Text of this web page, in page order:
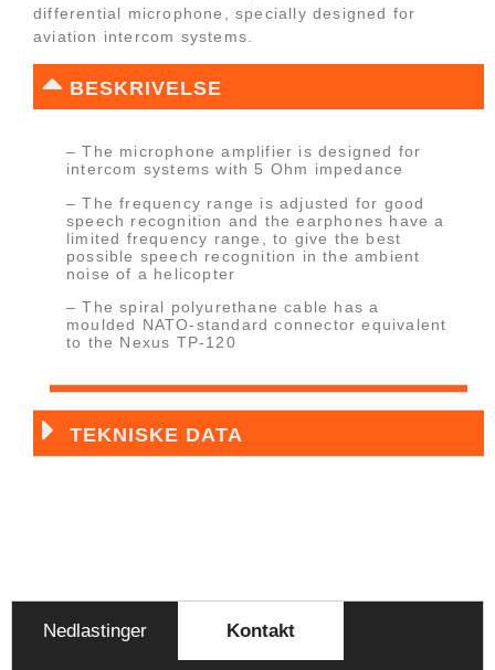
differential microphone, specially designed for
aviation intercom systems.
BESKRIVELSE
– The microphone amplifier is designed for
intercom systems with 5 Ohm impedance
– The frequency range is adjusted for good
speech recognition and the earphones have a
limited frequency range, to give the best
possible speech recognition in the ambient
noise of a helicopter
– The spiral polyurethane cable has a
moulded NATO-standard connector equivalent
to the Nexus TP-120
TEKNISKE DATA
Nedlastinger Kontakt